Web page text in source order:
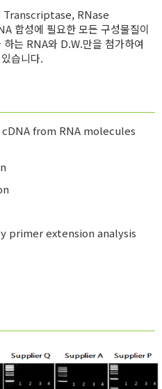
RNase
성에 필요한 모든 구성물질이
는 RNA와 D.W.만을 첨가하여
습니다.
from RNA molecules
primer extension analysis